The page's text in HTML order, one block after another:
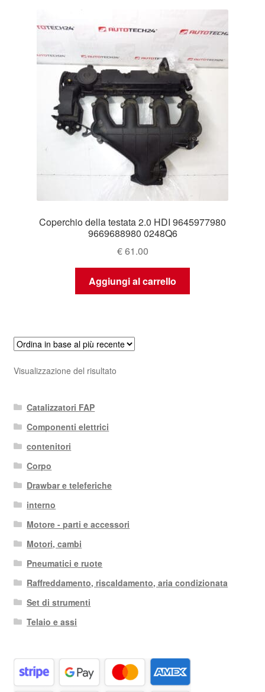
Coperchio della testata 2.0 HDI 9645977980
9669688980 0248Q6
€61.00
Aggiungi al carrello
Visualizzazione del risultato
Catalizzatori FAP
Componenti elettrici
contenitori
Corpo
Drawbar e teleferiche
interno
Motore - parti e accessori
Motori, cambi
Pneumatici e ruote
Raffreddamento, riscaldamento, aria condizionata
Set di strumenti
Telaio e assi